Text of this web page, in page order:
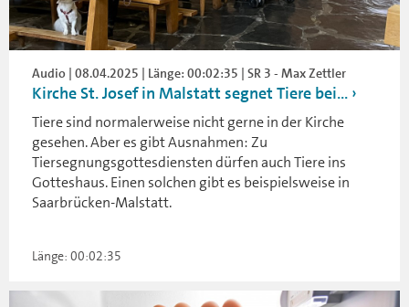
Audio | 08.04.2025 | Länge: 00:02:35 | SR 3 - Max Zettler
Kirche St. Josef in Malstatt segnet Tiere bei...
Tiere sind normalerweise nicht gerne in der Kirche
gesehen. Aber es gibt Ausnahmen: Zu
Tiersegnungsgottesdiensten dürfen auch Tiere ins
Gotteshaus. Einen solchen gibt es beispielsweise in
Saarbrücken-Malstatt.
Länge: 00:02:35